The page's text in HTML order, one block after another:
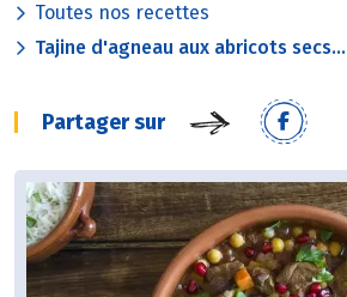
Toutes nos recettes
Tajine d'agneau aux abricots secs...
Partager sur